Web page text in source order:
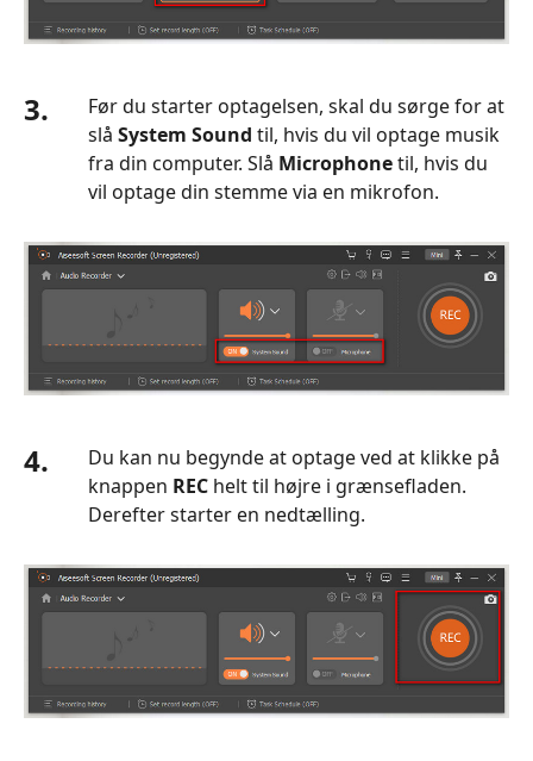
3.
Før du starter optagelsen, skal du sørge for at
slå System Sound til, hvis du vil optage musik
fra din computer. Slå Microphonetil, hvis du
vil optage din stemme via en mikrofon.
4.
Du kan nu begynde at optage ved at klikke på
knappen REC helt til højre i grænsefladen.
Derefter starter en nedtælling.